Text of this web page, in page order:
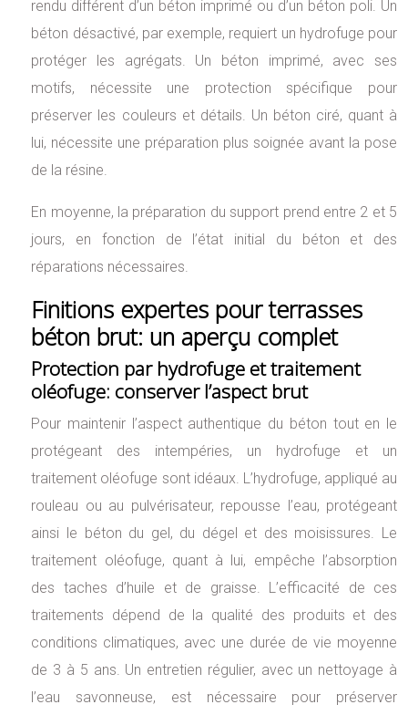
rendu différent d’un béton imprimé ou d’un béton poli. Un
béton désactivé, par exemple, requiert un hydrofuge pour
protéger les agrégats. Un béton imprimé, avec ses
motifs, nécessite une protection spécifique pour
préserver les couleurs et détails. Un béton ciré, quant à
lui, nécessite une préparation plus soignée avant la pose
de la résine.
En moyenne, la préparation du support prend entre 2 et 5
jours, en fonction de l’état initial du béton et des
réparations nécessaires.
Finitions expertes pour terrasses
béton brut: un aperçu complet
Protection par hydrofuge et traitement
oléofuge: conserver l’aspect brut
Pour maintenir l’aspect authentique du béton tout en le
protégeant des intempéries, un hydrofuge et un
traitement oléofuge sont idéaux. L’hydrofuge, appliqué au
rouleau ou au pulvérisateur, repousse l’eau, protégeant
ainsi le béton du gel, du dégel et des moisissures. Le
traitement oléofuge, quant à lui, empêche l’absorption
des taches d’huile et de graisse. L’efficacité de ces
traitements dépend de la qualité des produits et des
conditions climatiques, avec une durée de vie moyenne
de 3 à 5 ans. Un entretien régulier, avec un nettoyage à
l’eau savonneuse, est nécessaire pour préserver